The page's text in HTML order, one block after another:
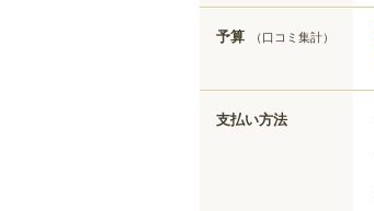
予算 （口コミ集計）
支払い方法